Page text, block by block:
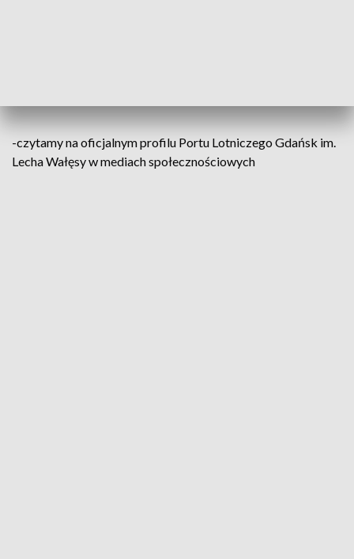
-czytamy na oficjalnym profilu Portu Lotniczego Gdańsk im.
Lecha Wałęsy w mediach społecznościowych